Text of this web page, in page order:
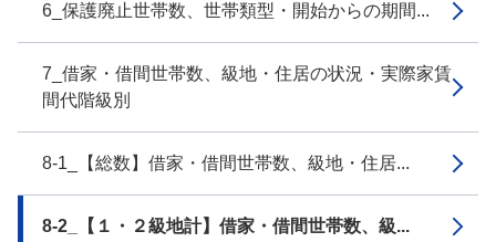
6_保護廃止世帯数、世帯類型・開始からの期間...
7_借家・借間世帯数、級地・住居の状況・実際家賃
間代階級別
8-1_【総数】借家・借間世帯数、級地・住居...
8-2_【１・２級地計】借家・借間世帯数、級...